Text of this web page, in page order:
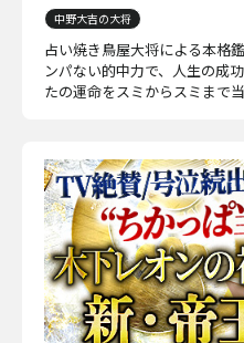
中野大吉の大将
占い焼き鳥屋大将による本格
ンパない的中力で、人生の成
たの運命をスミからスミまで